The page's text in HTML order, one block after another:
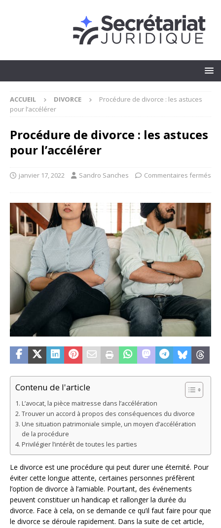
ACCUEIL DIVORCE
Procédure de divorce : les astuces
pour l’accélérer
Procédure de divorce : les astuces
pour l’accélérer
janvier 17, 2022 Sandro Sanches Commentaires fermés
Contenu de l'article
L’avocat, la pièce maitresse dans l’accélération
Trouver un accord à propos des conséquences du divorce
Une situation patrimoniale simple, un moyen d’accélération
de la procédure
Privilégier l’intérêt de toutes les parties
Le divorce est une procédure qui peut durer une éternité. Pour
éviter cette longue attente, certaines personnes préfèrent
l’option de divorce à l’amiable. Pourtant, des événements
peuvent constituer un handicap et rallonger la durée du
divorce. Face à cela, on se demande ce qu’il faut faire pour que
le divorce se déroule rapidement. Dans la suite de cet article,